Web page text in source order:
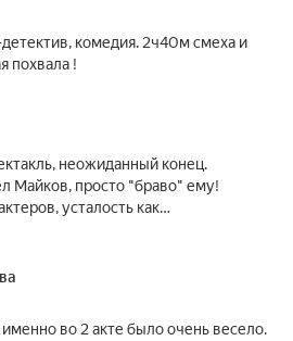
комедия. 2ч40м смеха и
похвала !
неожиданный конец.
Майков, просто "браво" ему!
усталость как…
во 2 акте было очень весело.